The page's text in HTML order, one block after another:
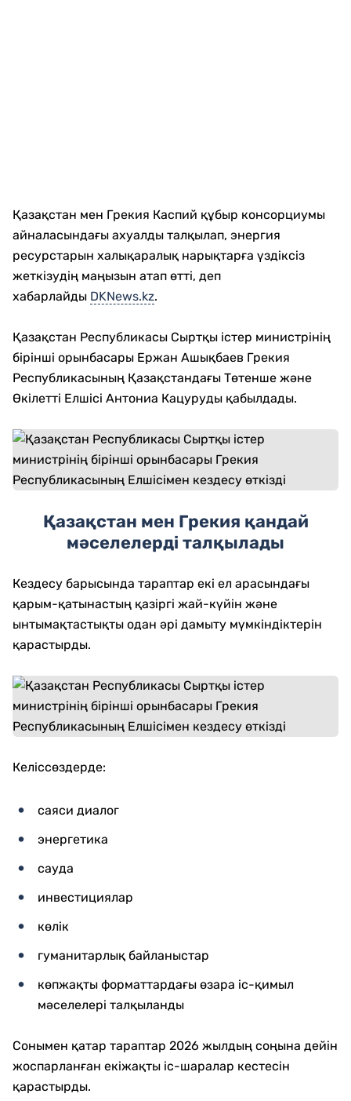
Қазақстан мен Грекия Каспий құбыр консорциумы
айналасындағы ахуалды талқылап, энергия
ресурстарын халықаралық нарықтарға үздіксіз
жеткізудің маңызын атап өтті, деп
хабарлайды DKNews.kz.
Қазақстан Республикасы Сыртқы істер министрінің
бірінші орынбасары Ержан Ашықбаев Грекия
Республикасының Қазақстандағы Төтенше және
Өкілетті Елшісі Антониа Кацуруды қабылдады.
Қазақстан мен Грекия қандай
мәселелерді талқылады
Кездесу барысында тараптар екі ел арасындағы
қарым-қатынастың қазіргі жай-күйін және
ынтымақтастықты одан әрі дамыту мүмкіндіктерін
қарастырды.
Келіссөздерде:
саяси диалог
энергетика
сауда
инвестициялар
көлік
гуманитарлық байланыстар
көпжақты форматтардағы өзара іс-қимыл
мәселелері талқыланды
Сонымен қатар тараптар 2026 жылдың соңына дейін
жоспарланған екіжақты іс-шаралар кестесін
қарастырды.